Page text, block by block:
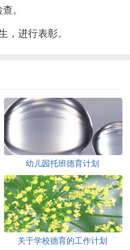
。
，进行表彰。
幼儿园托班德育计划
关于学校德育的工作计划